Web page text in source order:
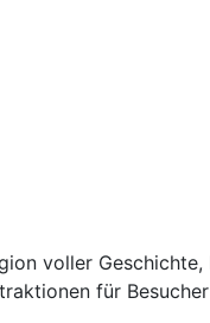
voller
für